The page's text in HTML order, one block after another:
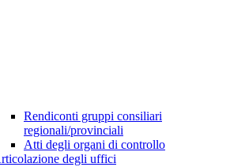
Rendiconti gruppi consiliari
regionali/provinciali
Atti degli organi di controllo
degli uffici